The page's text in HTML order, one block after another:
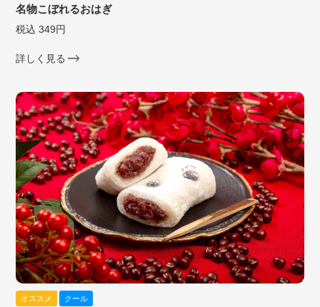
名物こぼれるおはぎ
税込 349円
詳しく見る
オススメ クール